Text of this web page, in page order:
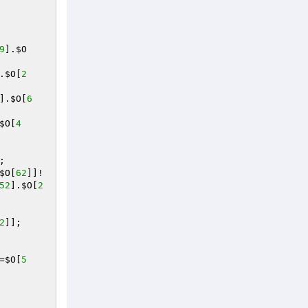
]. $O
$O
2
]. $O 6
$O 4
$O 62 ]]!
52 ]. $O
2
$O
5